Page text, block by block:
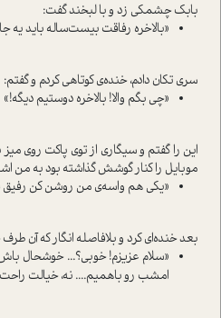
بابک چشمکی زد و با لبخند گفت:
«بالاخره رفاقت بیست‌ساله باید یه
سری تکان دادم، خنده‌ی کوتاهی کردم و گفتم:
«چی بگم والا! بالاخره دوستیم دیگه!»
این را گفتم و سیگاری از توی پاکت روی
موبایل را کنار گوشش گذاشته بود به من
«یکی هم واسه‌ی من روشن کن رفیق
بعد خنده‌ای کرد و بلافاصله انگار که آن
«سلام عزیزم! خوبی؟... خوشحال
امشب رو با‌همیم.... نه، خیالت